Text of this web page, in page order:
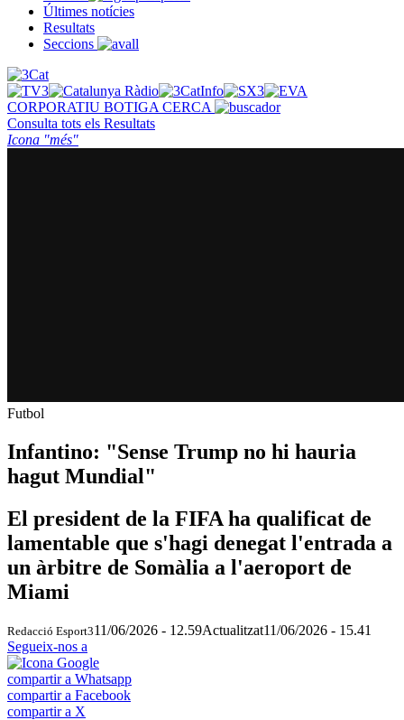
Últimes notícies
Resultats
Seccions
CORPORATIU BOTIGA CERCA
Consulta tots els Resultats
Icona "més"
Futbol
Infantino: "Sense Trump no hi hauria
hagut Mundial"
El president de la FIFA ha qualificat de
lamentable que s'hagi denegat l'entrada a
un àrbitre de Somàlia a l'aeroport de
Miami
Redacció Esport311/06/2026 - 12.59Actualitzat11/06/2026 - 15.41
Segueix-nos a
compartir a Whatsapp
compartir a Facebook
compartir a X